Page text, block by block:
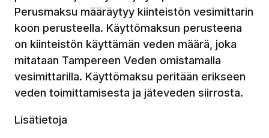
Perusmaksu määräytyy kiinteistön vesimittarin
koon perusteella. Käyttömaksun perusteena
on kiinteistön käyttämän veden määrä, joka
mitataan Tampereen Veden omistamalla
vesimittarilla. Käyttömaksu peritään erikseen
veden toimittamisesta ja jäteveden siirrosta.
Lisätietoja